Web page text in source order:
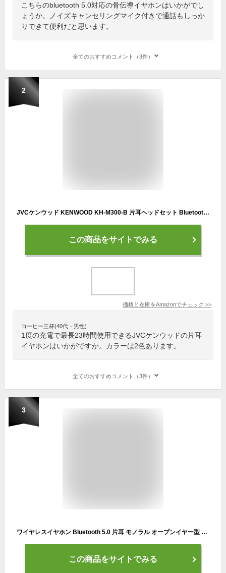
こちらのbluetooth 5.0対応の骨伝導イヤホンはいかがでし
ょうか。ノイズキャンセリングマイク付きで通話もしっか
りできて便利だと思います。
全てのおすすめコメント（3件）
2
JVCケンウッド KENWOOD KH-M300-B 片耳ヘッドセット Bluetooth対応 連続通話時間 約23時間 左右両耳対応 テレワーク・テレビ会議向け ブラック
この商品をサイトでみる
価格と在庫をAmazonでチェック >>
コーヒー三杯(40代・男性)
1度の充電で最長23時間使用できるJVCケンウッドの片耳
イヤホンはいかがですか。カラーは2色あります。
全てのおすすめコメント（3件）
3
ワイヤレスイヤホン Bluetooth 5.0 片耳 モノラル オープンイヤー型 ブラック 黒 片耳イヤホン ワイヤレス イヤホン ブルートゥース 無線 テレワーク 会議
この商品をサイトでみる